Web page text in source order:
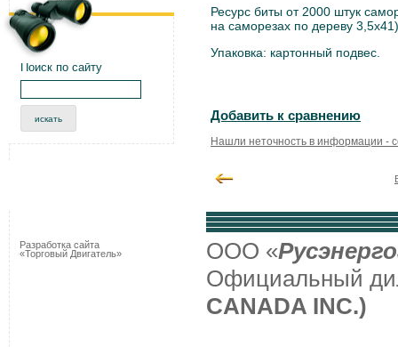
Ресурс биты от 2000 штук
на саморезах по дереву
Упаковка: картонный подвес.
Добавить к сравнению
Нашли неточность в информации -
Поиск по сайту
Разработка сайта
«Торговый Двигатель»
ООО «
Официальный
CANADA INC.)